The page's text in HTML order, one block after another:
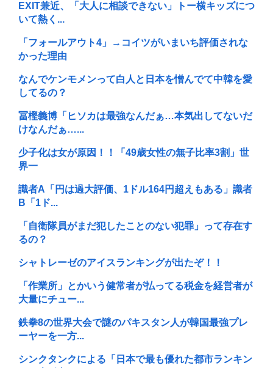
EXIT兼近、「大人に相談できない」トー横キッズにつ
いて熱く...
「フォールアウト4」→コイツがいまいち評価されな
かった理由
なんでケンモメンって白人と日本を憎んでて中韓を愛
してるの？
冨樫義博「ヒソカは最強なんだぁ…本気出してないだ
けなんだぁ…...
少子化は女が原因！！「49歳女性の無子比率3割」世
界一
識者A「円は過大評価、1ドル164円超えもある」識者
B「1ド...
「自衛隊員がまだ犯したことのない犯罪」って存在す
るの？
シャトレーゼのアイスランキングが出たぞ！！
「作業所」とかいう健常者が払ってる税金を経営者が
大量にチュー...
鉄拳8の世界大会で謎のパキスタン人が韓国最強プレ
ーヤーを一方...
シンクタンクによる「日本で最も優れた都市ランキン